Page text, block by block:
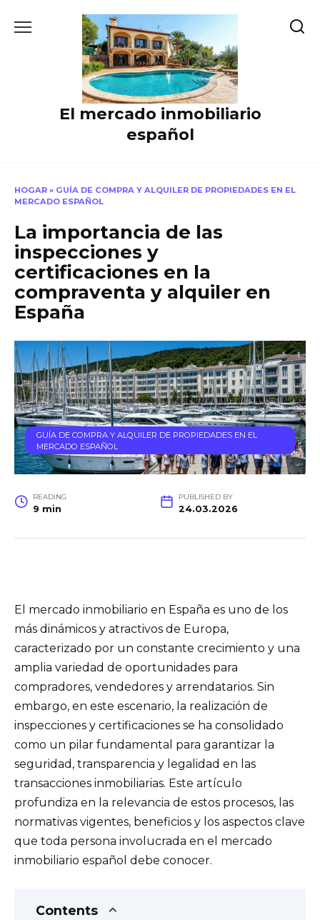
El mercado inmobiliario
español
HOGAR » GUÍA DE COMPRA Y ALQUILER DE PROPIEDADES EN EL
MERCADO ESPAÑOL
La importancia de las
inspecciones y
certificaciones en la
compraventa y alquiler en
España
GUÍA DE COMPRA Y ALQUILER DE PROPIEDADES EN EL
MERCADO ESPAÑOL
READING
9 min
PUBLISHED BY
24.03.2026
El mercado inmobiliario en España es uno de los
más dinámicos y atractivos de Europa,
caracterizado por un constante crecimiento y una
amplia variedad de oportunidades para
compradores, vendedores y arrendatarios. Sin
embargo, en este escenario, la realización de
inspecciones y certificaciones se ha consolidado
como un pilar fundamental para garantizar la
seguridad, transparencia y legalidad en las
transacciones inmobiliarias. Este artículo
profundiza en la relevancia de estos procesos, las
normativas vigentes, beneficios y los aspectos clave
que toda persona involucrada en el mercado
inmobiliario español debe conocer.
Contents